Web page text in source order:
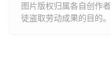
图片版权归属各自创作
徒盗取劳动成果的目的。